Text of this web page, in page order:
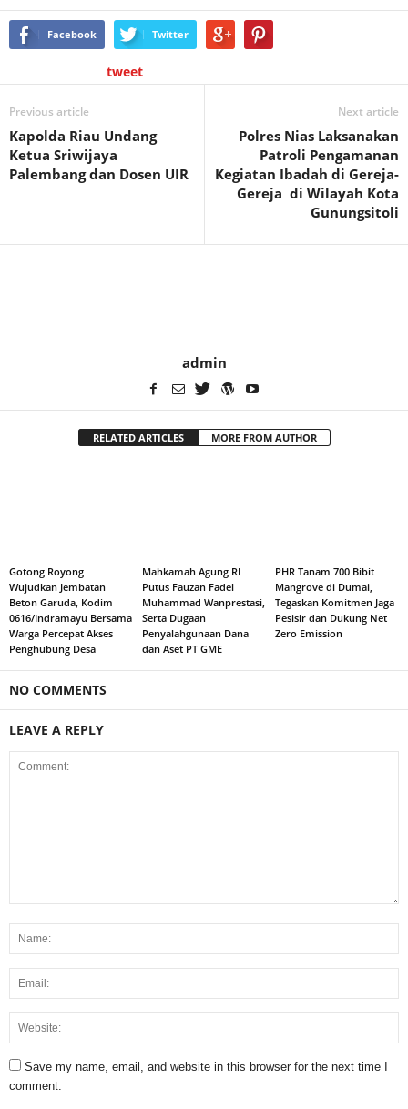
Facebook Twitter
tweet
Previous article
Kapolda Riau Undang
Ketua Sriwijaya
Palembang dan Dosen UIR
Next article
Polres Nias Laksanakan
Patroli Pengamanan
Kegiatan Ibadah di Gereja-
Gereja di Wilayah Kota
Gunungsitoli
admin
RELATED ARTICLES MORE FROM AUTHOR
Gotong Royong
Wujudkan Jembatan
Beton Garuda, Kodim
0616/Indramayu Bersama
Warga Percepat Akses
Penghubung Desa
Mahkamah Agung RI
Putus Fauzan Fadel
Muhammad Wanprestasi,
Serta Dugaan
Penyalahgunaan Dana
dan Aset PT GME
PHR Tanam 700 Bibit
Mangrove di Dumai,
Tegaskan Komitmen Jaga
Pesisir dan Dukung Net
Zero Emission
NO COMMENTS
LEAVE A REPLY
Save my name, email, and website in this browser for the next time I
comment.